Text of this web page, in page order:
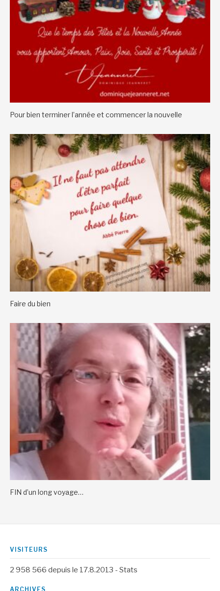
Pour bien terminer l’année et commencer la nouvelle
Faire du bien
FIN d’un long voyage…
VISITEURS
2 958 566 depuis le 17.8.2013 - Stats
ARCHIVES